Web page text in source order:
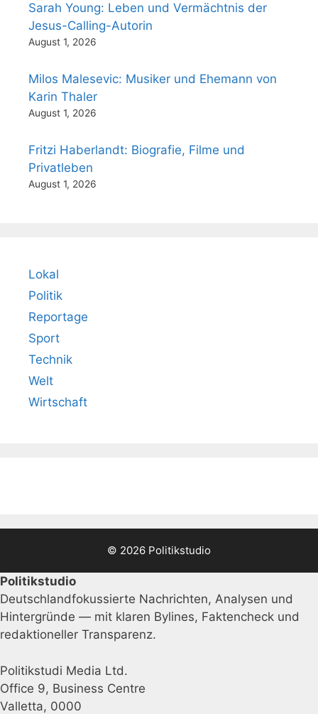
Sarah Young: Leben und Vermächtnis der
Jesus-Calling-Autorin
August 1, 2026
Milos Malesevic: Musiker und Ehemann von
Karin Thaler
August 1, 2026
Fritzi Haberlandt: Biografie, Filme und
Privatleben
August 1, 2026
Lokal
Politik
Reportage
Sport
Technik
Welt
Wirtschaft
© 2026 Politikstudio
Politikstudio
Deutschlandfokussierte Nachrichten, Analysen und
Hintergründe — mit klaren Bylines, Faktencheck und
redaktioneller Transparenz.
Politikstudi Media Ltd.
Office 9, Business Centre
Valletta, 0000